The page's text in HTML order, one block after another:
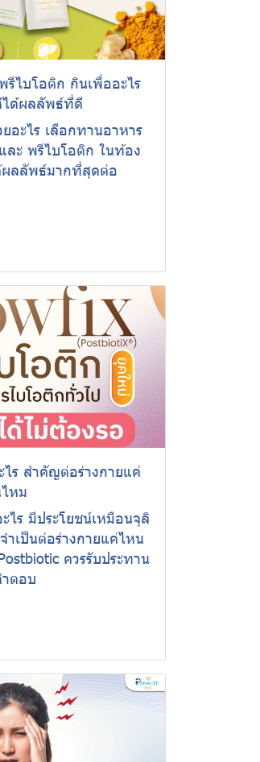
ไบโอติก กินเพื่ออะไร
ได้ผลลัพธ์​ที่ดี
อะไร เลือกทานอาหาร
ละ พรีไบโอติก ในท้อง
ผลลัพธ์มากที่สุดต่อ
ร สำคัญต่อร่างกายแค่
หม
ร มีประโยชน์เหมือนจุลิ
เป็นต่อร่างกายแค่ไหน
ควรรับประทาน
ตอบ